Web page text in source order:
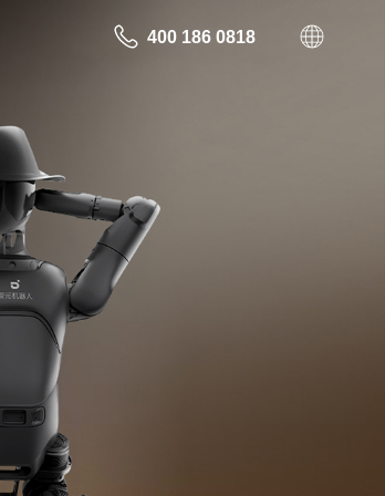
400 186 0818